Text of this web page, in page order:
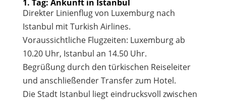
1. Tag: Ankunft in Istanbul
Direkter Linienflug von Luxemburg nach
Istanbul mit Turkish Airlines.
Voraussichtliche Flugzeiten: Luxemburg ab
10.20 Uhr, Istanbul an 14.50 Uhr.
Begrüßung durch den türkischen Reiseleiter
und anschließender Transfer zum Hotel.
Die Stadt Istanbul liegt eindrucksvoll zwischen